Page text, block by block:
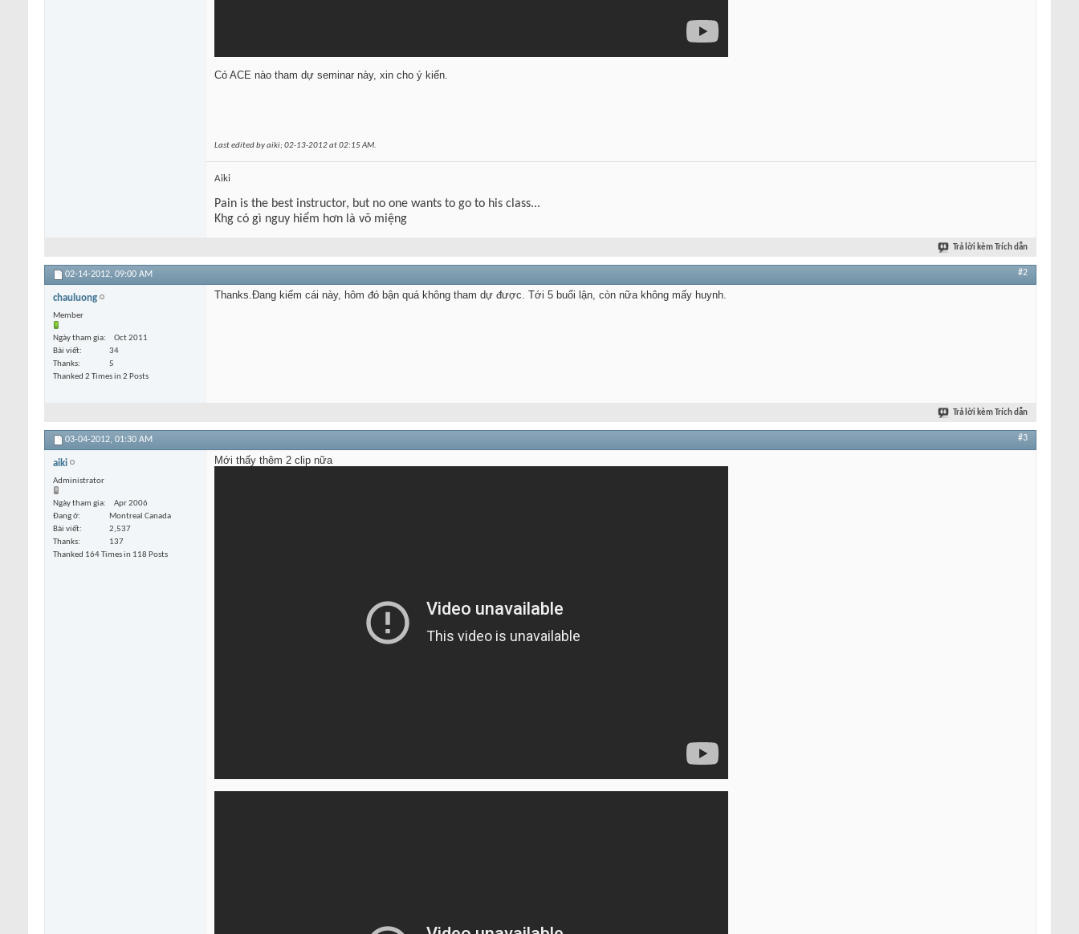
Có ACE nào tham dự seminar này, xin cho ý kiến.
Last edited by aiki; 02-13-2012 at02:15 AM.
Aiki
Pain is the best instructor, but no one wants to go to his class...
Khg có gì nguy hiểm hơn là võ miệng
Trả lời kèm Trích dẫn
02-14-2012, 09:00 AM #2
chauluong
Member
Ngày tham gia
Oct 2011
Bài viết
34
Thanks
5
Thanked 2 Times in 2 Posts
Thanks.Đang kiếm cái này, hôm đó bận quá không tham dự được. Tới 5 buổi lận, còn nữa không mấy huynh.
Trả lời kèm Trích dẫn
03-04-2012, 01:30 AM #3
aiki
Administrator
Ngày tham gia
Apr 2006
Đang ở
Montreal Canada
Bài viết
2,537
Thanks
137
Thanked 164 Times in 118 Posts
Mới thấy thêm 2 clip nữa